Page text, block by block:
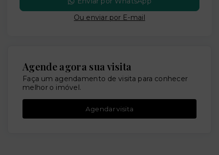
Ou enviar por E-mail
Agende agora sua visita
Faça um agendamento de visita para conhecer
melhor o imóvel.
Agendar visita